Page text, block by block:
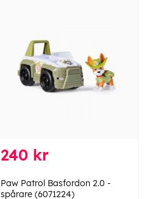
240 kr
Paw Patrol Basfordon 2.0 -
spårare (6071224)